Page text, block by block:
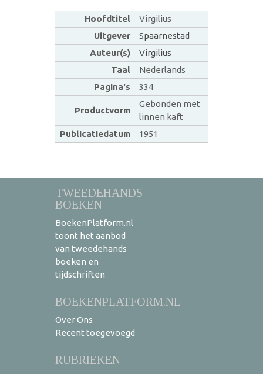
Hoofdtitel
Virgilius
Uitgever
Spaarnestad
Auteur(s)
Virgilius
Taal
Nederlands
Pagina's
334
Productvorm
Gebonden met
linnen kaft
Publicatiedatum
1951
TWEEDEHANDS
BOEKEN
BoekenPlatform.nl
toont het aanbod
van tweedehands
boeken en
tijdschriften
BOEKENPLATFORM.NL
Over Ons
Recent toegevoegd
RUBRIEKEN